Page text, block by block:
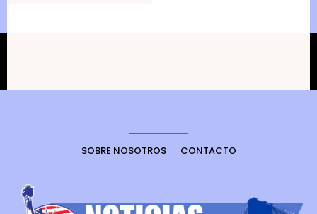
SOBRE NOSOTROS CONTACTO